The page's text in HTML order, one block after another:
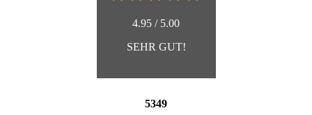
4.95 / 5.00
SEHR GUT!
5349